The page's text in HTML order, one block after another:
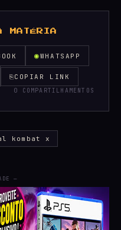
MATÉRIA
◉WHATSAPP
⎘COPIAR LINK
0 COMPARTILHAMENTOS
kombat x
—